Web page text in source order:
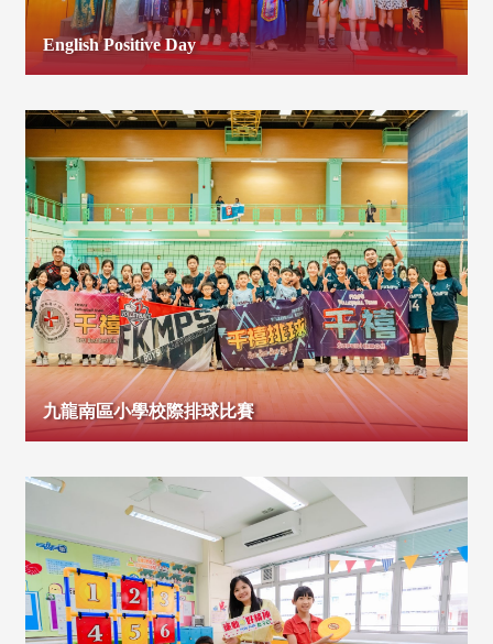
English Positive Day
九龍南區小學校際排球比賽